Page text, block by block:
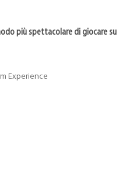
più spettacolare di giocare su
Experience